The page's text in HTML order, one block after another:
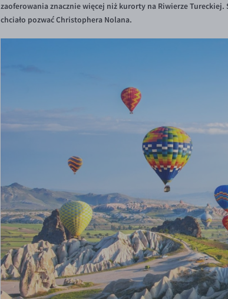
zaoferowania znacznie więcej niż kurorty na Riwierze
chciało pozwać Christophera Nolana.